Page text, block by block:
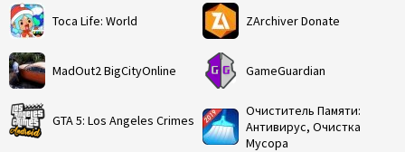
Toca Life: World
MadOut2 BigCityOnline
GTA 5: Los Angeles Crimes
ZArchiver Donate
GameGuardian
Очиститель Памяти:
Антивирус, Очистка
Мусора